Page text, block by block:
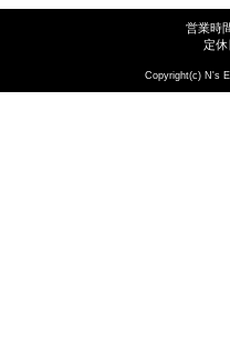
営業時
定休
Copyright(c) N's